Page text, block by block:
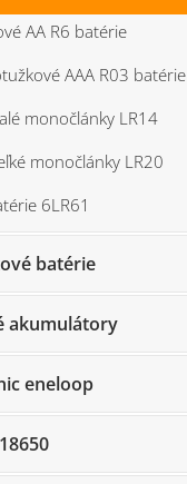
AA R6 batérie
AAA R03 batérie
monočlánky LR14
monočlánky LR20
6LR61
batérie
akumulátory
eneloop